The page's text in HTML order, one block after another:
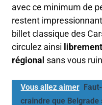
avec ce minimum de
restent
billet classique des
circulez ainsi
régional sans vous
Vous allez aimer
craindre que Belgrade